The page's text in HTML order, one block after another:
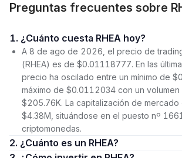
Preguntas frecuentes sobre
1. ¿Cuánto cuesta RHEA hoy?
A 8 de ago de 2026, el precio de
(RHEA) es de $0.01118777. En las
precio ha oscilado entre un mínimo de
máximo de $0.0112034 con un
$205.76K. La capitalización de
$4.38M, situándose en el puesto nº
criptomonedas.
2. ¿Cuánto es un RHEA?